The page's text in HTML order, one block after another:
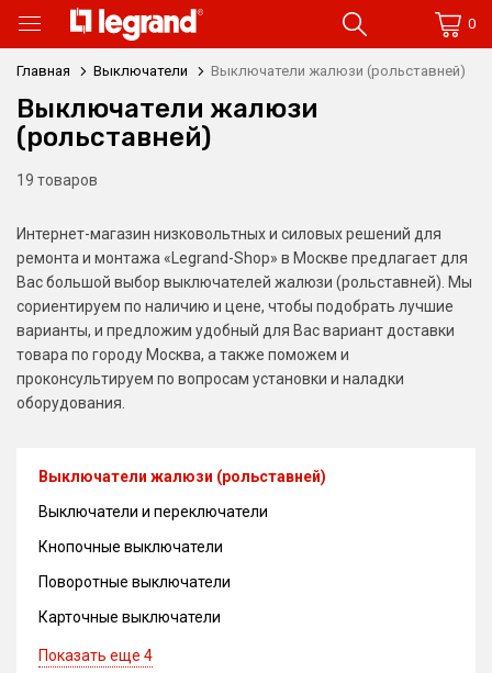
0
Главная Выключатели Выключатели жалюзи (рольставней)
Выключатели жалюзи
(рольставней)
19 товаров
Интернет-магазин низковольтных и силовых решений для
ремонта и монтажа «Legrand-Shop» в Москве предлагает для
Вас большой выбор выключателей жалюзи (рольставней). Мы
сориентируем по наличию и цене, чтобы подобрать лучшие
варианты, и предложим удобный для Вас вариант доставки
товара по городу Москва, а также поможем и
проконсультируем по вопросам установки и наладки
оборудования.
Выключатели жалюзи (рольставней)
Выключатели и переключатели
Кнопочные выключатели
Поворотные выключатели
Карточные выключатели
Показать еще 4